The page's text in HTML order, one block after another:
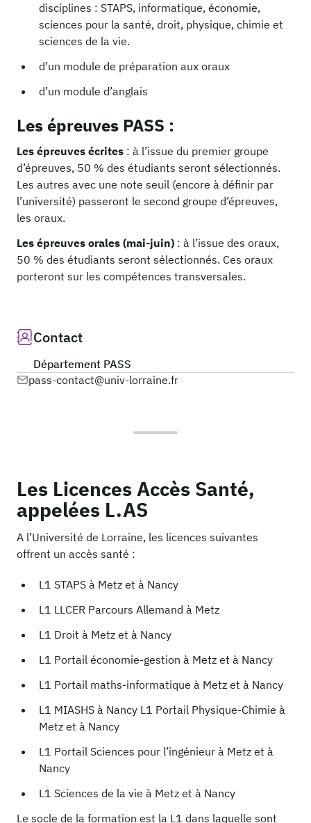
disciplines : STAPS, informatique, économie,
sciences pour la santé, droit, physique, chimie et
sciences de la vie.
d’un module de préparation aux oraux
d’un module d’anglais
Les épreuves PASS :
Les épreuves écrites : à l’issue du premier groupe
d’épreuves, 50 % des étudiants seront sélectionnés.
Les autres avec une note seuil (encore à définir par
l’université) passeront le second groupe d’épreuves,
les oraux.
Les épreuves orales (mai-juin) : à l’issue des oraux,
50 % des étudiants seront sélectionnés. Ces oraux
porteront sur les compétences transversales.
Contact
Département PASS
pass-contact@univ-lorraine.fr
Les Licences Accès Santé,
appelées L.AS
A l’Université de Lorraine, les licences suivantes
offrent un accès santé :
L1 STAPS à Metz et à Nancy
L1 LLCER Parcours Allemand à Metz
L1 Droit à Metz et à Nancy
L1 Portail économie-gestion à Metz et à Nancy
L1 Portail maths-informatique à Metz et à Nancy
L1 MIASHS à Nancy L1 Portail Physique-Chimie à
Metz et à Nancy
L1 Portail Sciences pour l’ingénieur à Metz et à
Nancy
L1 Sciences de la vie à Metz et à Nancy
Le socle de la formation est la L1 dans laquelle sont